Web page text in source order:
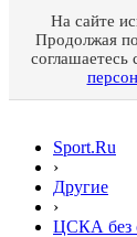
На сайте
Продолжая
соглашаетесь
Sport.Ru
›
Другие
›
ЦСКА без